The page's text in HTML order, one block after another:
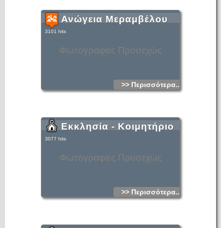
Φωτογραφίες Προσεχώς
Ανώγεια Μεραμβέλου
3101 hits
>> Περισσότερα...
Φωτογραφίες Προσεχώς
Εκκλησία - Κοιμητήριο
3077 hits
>> Περισσότερα...